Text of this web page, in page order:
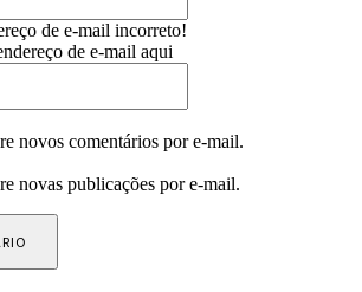
de e-mail incorreto!
de e-mail aqui
novos comentários por e-mail.
novas publicações por e-mail.